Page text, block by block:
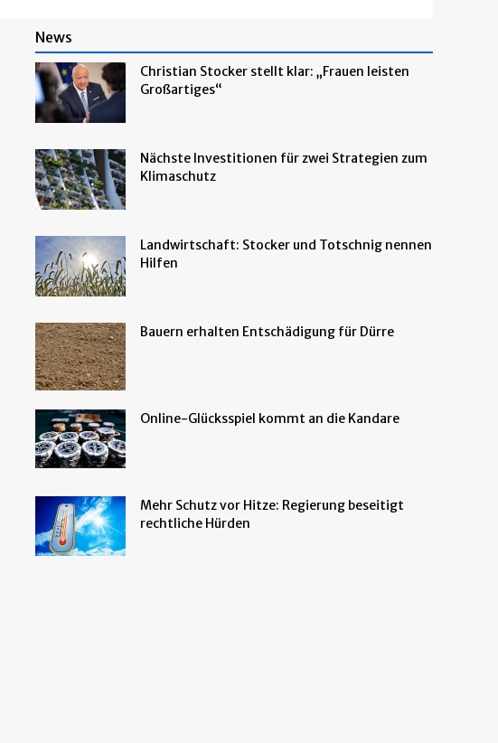
News
Christian Stocker stellt klar: „Frauen leisten
Großartiges“
Nächste Investitionen für zwei Strategien zum
Klimaschutz
Landwirtschaft: Stocker und Totschnig nennen
Hilfen
Bauern erhalten Entschädigung für Dürre
Online-Glücksspiel kommt an die Kandare
Mehr Schutz vor Hitze: Regierung beseitigt
rechtliche Hürden